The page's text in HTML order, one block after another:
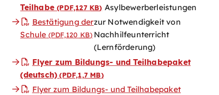
Teilhabe(PDF,127 KB) Asylbewerberleistungen
Bestätigung der
Schule (PDF,120 KB)
zur Notwendigkeit von
Nachhilfeunterricht
(Lernförderung)
Flyer zum Bildungs- und Teilhabepaket
(deutsch) (PDF,1,7 MB)
Flyer zum Bildungs- und Teilhabepaket